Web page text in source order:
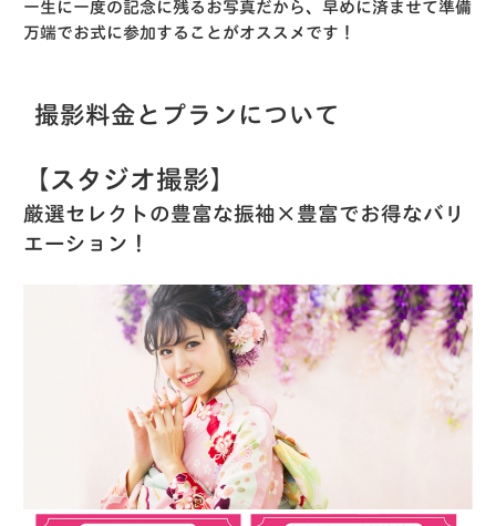
一生に一度の記念に残るお写真だから、早めに済ませて準備
万端でお式に参加することがオススメです！
撮影料金とプランについて
【スタジオ撮影】
厳選セレクトの豊富な振袖×豊富でお得なバリ
エーション！